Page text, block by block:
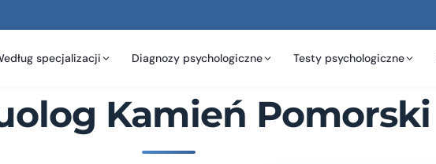
specjalizacji Diagnozy psychologiczne Testy psychologiczne
Kamień Pomorski